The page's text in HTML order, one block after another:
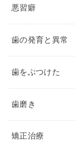
悪習癖
歯の発育と異常
歯をぶつけた
歯磨き
矯正治療